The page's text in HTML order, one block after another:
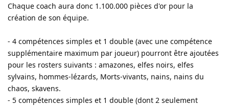
Chaque coach aura donc 1.100.000 pièces d'or pour la
création de son équipe.
- 4 compétences simples et 1 double (avec une compétence
supplémentaire maximum par joueur) pourront être ajoutées
pour les rosters suivants : amazones, elfes noirs, elfes
sylvains, hommes-lézards, Morts-vivants, nains, nains du
chaos, skavens.
- 5 compétences simples et 1 double (dont 2 seulement